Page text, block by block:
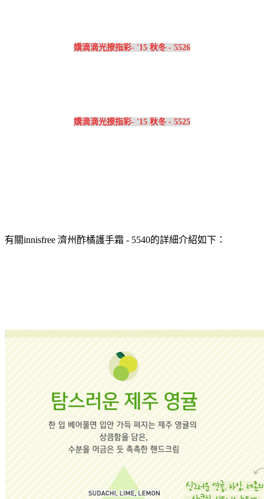
嬌滴滴光撩指彩- '15 秋冬 - 5526
嬌滴滴光撩指彩- '15 秋冬 - 5525
有關innisfree 濟州酢橘護手霜 - 5540的詳細介紹如下：